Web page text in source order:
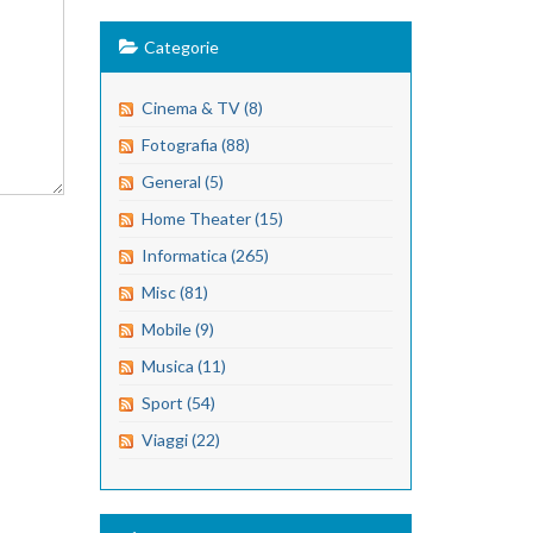
Categorie
Cinema & TV (8)
Fotografia (88)
General (5)
Home Theater (15)
Informatica (265)
Misc (81)
Mobile (9)
Musica (11)
Sport (54)
Viaggi (22)